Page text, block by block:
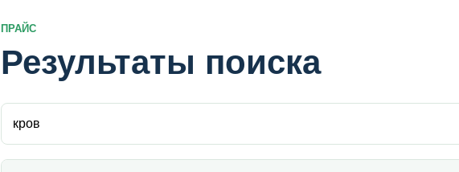
ПРАЙС
Результаты поиска
Поиск внутри прайса